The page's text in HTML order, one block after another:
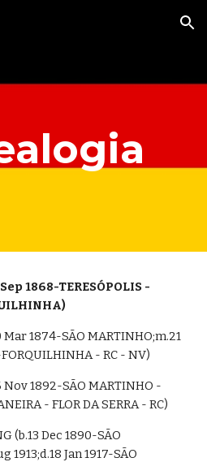
Skip to navigation
1868-TERESÓPOLIS -
- RC - NV)
Nov 1892-SÃO MARTINHO -
- FLOR DA SERRA - RC)
1913;d.18 Jan 1917-SÃO